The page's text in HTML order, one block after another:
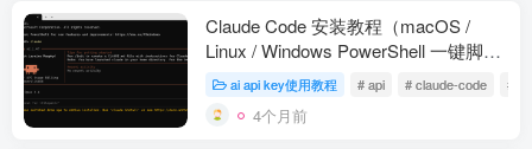
Claude Code 安装教程（macOS /
Linux / Windows PowerShell 一键脚
本）【2026 最新】
ai api key使用教程 # api # claude-code #
4个月前